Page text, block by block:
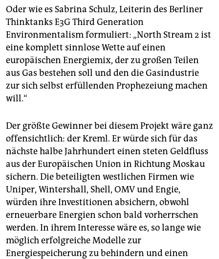
Oder wie es Sabrina Schulz, Leiterin des Berliner
Thinktanks E3G Third Generation
Environmentalism formuliert: „North Stream 2 ist
eine komplett sinnlose Wette auf einen
europäischen Energiemix, der zu großen Teilen
aus Gas bestehen soll und den die Gasindustrie
zur sich selbst erfüllenden Prophezeiung machen
will.“
Der größte Gewinner bei diesem Projekt wäre ganz
offensichtlich: der Kreml. Er würde sich für das
nächste halbe Jahrhundert einen steten Geldfluss
aus der Europäischen Union in Richtung Moskau
sichern. Die beteiligten westlichen Firmen wie
Uniper, Wintershall, Shell, OMV und Engie,
würden ihre Investitionen absichern, obwohl
erneuerbare Energien schon bald vorherrschen
werden. In ihrem Interesse wäre es, so lange wie
möglich erfolgreiche Modelle zur
Energiespeicherung zu behindern und einen